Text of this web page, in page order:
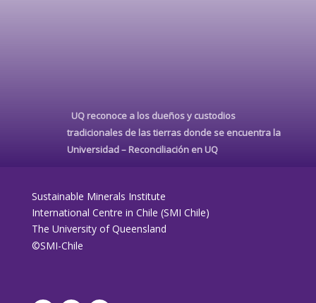
UQ reconoce a los dueños y custodios
tradicionales de las tierras donde se encuentra la
Universidad – Reconciliación en UQ
Sustainable Minerals Institute
International Centre in Chile (SMI Chile)
The University of Queensland
©SMI-Chile